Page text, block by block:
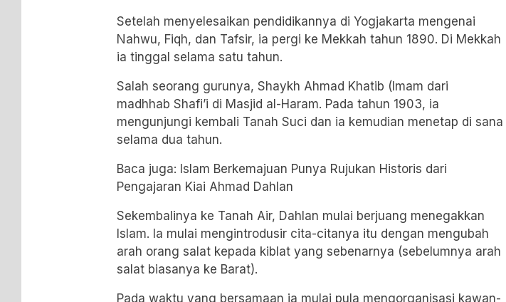
Setelah menyelesaikan pendidikannya di Yogjakarta mengenai
Nahwu, Fiqh, dan Tafsir, ia pergi ke Mekkah tahun 1890. Di Mekkah
ia tinggal selama satu tahun.
Salah seorang gurunya, Shaykh Ahmad Khatib (Imam dari
madhhab Shafi’i di Masjid al-Haram. Pada tahun 1903, ia
mengunjungi kembali Tanah Suci dan ia kemudian menetap di sana
selama dua tahun.
Baca juga: Islam Berkemajuan Punya Rujukan Historis dari
Pengajaran Kiai Ahmad Dahlan
Sekembalinya ke Tanah Air, Dahlan mulai berjuang menegakkan
Islam. Ia mulai mengintrodusir cita-citanya itu dengan mengubah
arah orang salat kepada kiblat yang sebenarnya (sebelumnya arah
salat biasanya ke Barat).
Pada waktu yang bersamaan ia mulai pula mengorganisasi kawan-